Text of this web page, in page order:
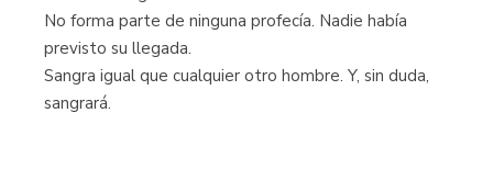
No forma parte de ninguna profecía. Nadie había
previsto su llegada.
Sangra igual que cualquier otro hombre. Y, sin duda,
sangrará.